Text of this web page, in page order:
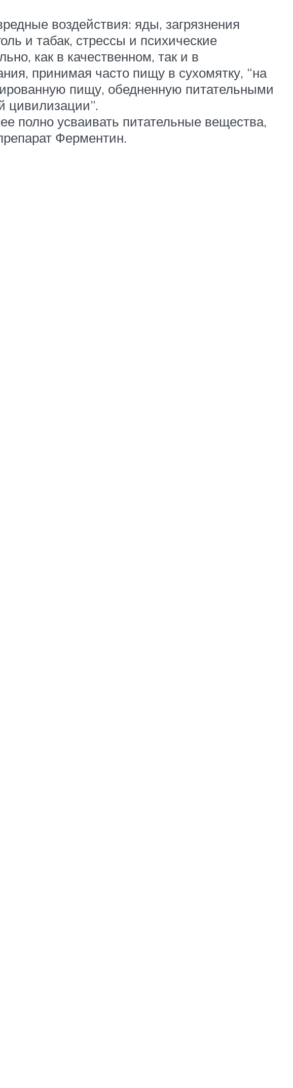
воздействия: яды, загрязнения
и табак, стрессы и психические
как в качественном, так и в
принимая часто пищу в сухомятку, “на
пищу, обедненную питательными
цивилизации”.
полно усваивать питательные вещества,
Ферментин.